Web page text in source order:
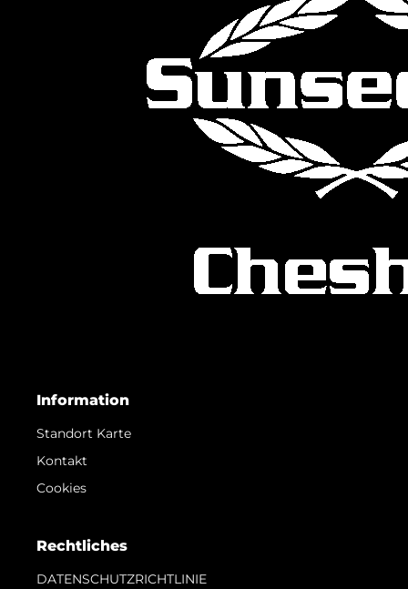
Information
Standort Karte
Kontakt
Cookies
Rechtliches
DATENSCHUTZRICHTLINIE